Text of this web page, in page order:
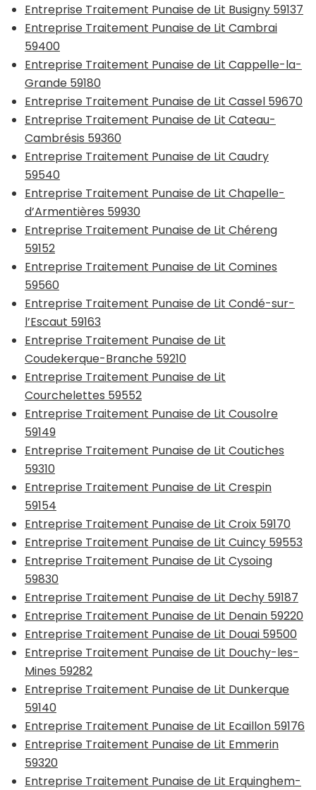
Entreprise Traitement Punaise de Lit Busigny 59137
Entreprise Traitement Punaise de Lit Cambrai
59400
Entreprise Traitement Punaise de Lit Cappelle-la-
Grande 59180
Entreprise Traitement Punaise de Lit Cassel 59670
Entreprise Traitement Punaise de Lit Cateau-
Cambrésis 59360
Entreprise Traitement Punaise de Lit Caudry
59540
Entreprise Traitement Punaise de Lit Chapelle-
d’Armentières 59930
Entreprise Traitement Punaise de Lit Chéreng
59152
Entreprise Traitement Punaise de Lit Comines
59560
Entreprise Traitement Punaise de Lit Condé-sur-
l’Escaut 59163
Entreprise Traitement Punaise de Lit
Coudekerque-Branche 59210
Entreprise Traitement Punaise de Lit
Courchelettes 59552
Entreprise Traitement Punaise de Lit Cousolre
59149
Entreprise Traitement Punaise de Lit Coutiches
59310
Entreprise Traitement Punaise de Lit Crespin
59154
Entreprise Traitement Punaise de Lit Croix 59170
Entreprise Traitement Punaise de Lit Cuincy 59553
Entreprise Traitement Punaise de Lit Cysoing
59830
Entreprise Traitement Punaise de Lit Dechy 59187
Entreprise Traitement Punaise de Lit Denain 59220
Entreprise Traitement Punaise de Lit Douai 59500
Entreprise Traitement Punaise de Lit Douchy-les-
Mines 59282
Entreprise Traitement Punaise de Lit Dunkerque
59140
Entreprise Traitement Punaise de Lit Ecaillon 59176
Entreprise Traitement Punaise de Lit Emmerin
59320
Entreprise Traitement Punaise de Lit Erquinghem-